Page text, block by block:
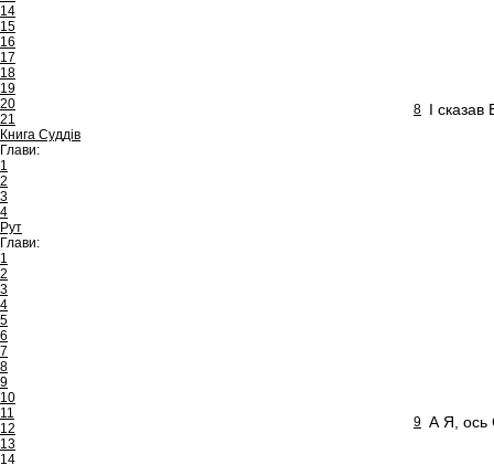
14
15
16
17
18
19
20
21
Книга Суддів
Глави:
1
2
3
4
Рут
Глави:
1
2
3
4
5
6
7
8
9
10
11
12
13
14
8 І
9 А Я, ось